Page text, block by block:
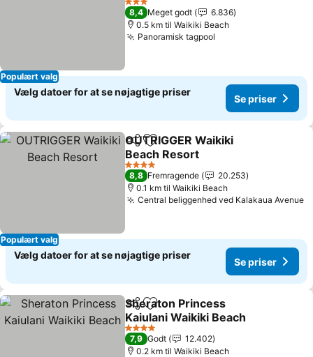
Populært valg
3 Stjerner
8,4 Meget godt
6.836
0.5 km til Waikiki Beach
Panoramisk tagpool
Vælg datoer for at se nøjagtige priser
Se priser
Populært valg
Del Føj til favoritter
OUTRIGGER Waikiki
Beach Resort
4 Stjerner
8,8 Fremragende
20.253
0.1 km til Waikiki Beach
Central beliggenhed ved Kalakaua Avenue
Vælg datoer for at se nøjagtige priser
Se priser
Del Føj til favoritter
Sheraton Princess
Kaiulani Waikiki Beach
4 Stjerner
7,9 Godt
12.402
0.2 km til Waikiki Beach